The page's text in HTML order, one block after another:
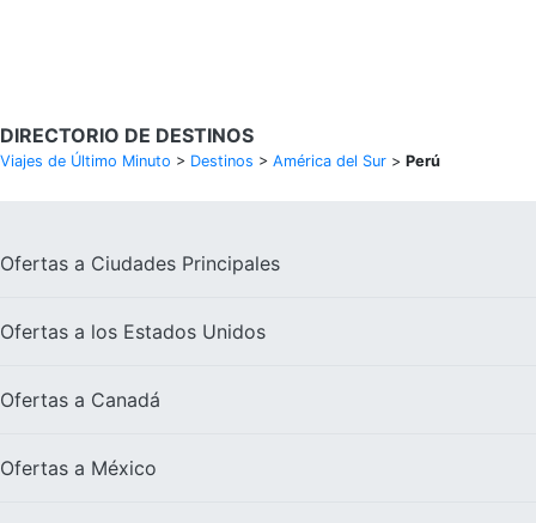
DIRECTORIO DE DESTINOS
Viajes de Último Minuto > Destinos > América del Sur > Perú
Ofertas a Ciudades Principales
Ofertas a los Estados Unidos
Ofertas a Canadá
Ofertas a México